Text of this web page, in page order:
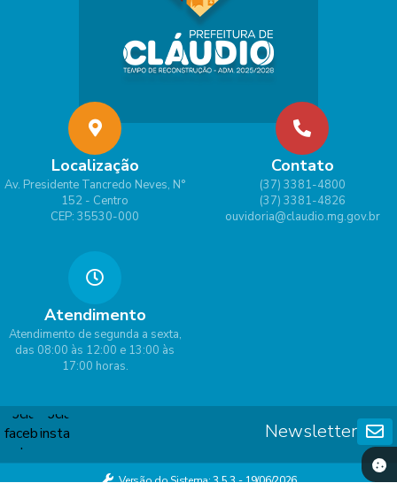
Localização
Av. Presidente Tancredo Neves, N°
152 - Centro
CEP: 35530-000
Contato
(37) 3381-4800
(37) 3381-4826
ouvidoria@claudio.mg.gov.br
Atendimento
Atendimento de segunda a sexta,
das 08:00 às 12:00 e 13:00 às
17:00 horas.
Newsletter
Versão do Sistema:3.5.3 - 19/06/2026